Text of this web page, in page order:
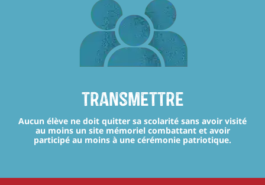
transmettre
Aucun élève ne doit quitter sa scolarité sans avoir visité
au moins un site mémoriel combattant et avoir
participé au moins à une cérémonie patriotique.